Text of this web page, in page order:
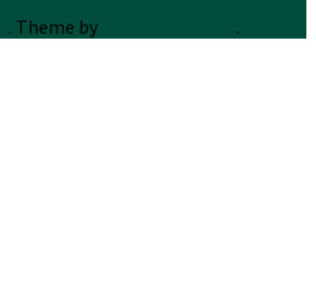
. Theme by .